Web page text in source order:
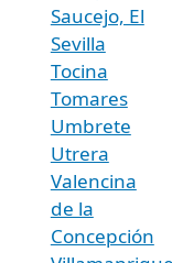
Saucejo, El
Sevilla
Tocina
Tomares
Umbrete
Utrera
Valencina
de la
Concepción